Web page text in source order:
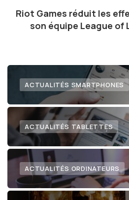
Riot Games réduit les
son équipe League of
ACTUALITÉS SMARTPHONES
ACTUALITÉS TABLETTES
ACTUALITÉS ORDINATEURS